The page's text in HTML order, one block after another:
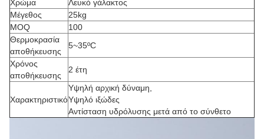
Χρώμα
Λευκό γάλακτος
Μέγεθος
25kg
MOQ
100
Θερμοκρασία
αποθήκευσης
5~35ºC
Χρόνος
αποθήκευσης
2 έτη
Χαρακτηριστικό
Υψηλή αρχική δύναμη,
Υψηλό ιξώδες
Αντίσταση υδρόλυσης μετά από το σύνθετο